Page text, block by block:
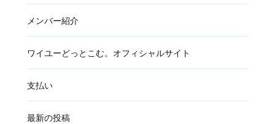
メンバー紹介
ワイユーどっとこむ。オフィシャルサイト
支払い
最新の投稿